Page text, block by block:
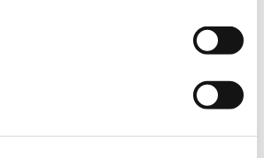
3.6KW M/GIR OG ROTERB